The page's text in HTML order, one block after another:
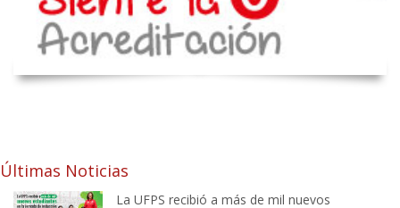
Últimas Noticias
La UFPS recibió a más de mil nuevos